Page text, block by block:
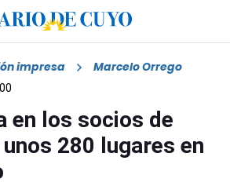
impresa Marcelo Orrego
en los socios de
280 lugares en